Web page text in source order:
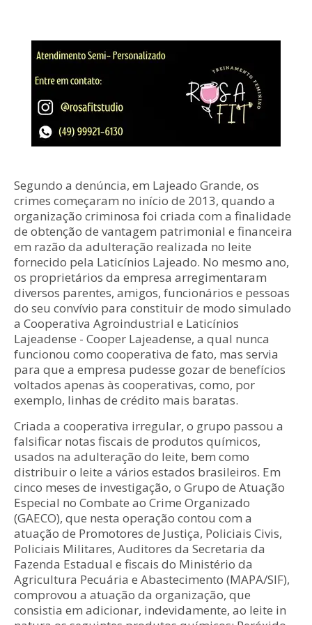
Segundo a denúncia, em Lajeado Grande, os
crimes começaram no início de 2013, quando a
organização criminosa foi criada com a finalidade
de obtenção de vantagem patrimonial e financeira
em razão da adulteração realizada no leite
fornecido pela Laticínios Lajeado. No mesmo ano,
os proprietários da empresa arregimentaram
diversos parentes, amigos, funcionários e pessoas
do seu convívio para constituir de modo simulado
a Cooperativa Agroindustrial e Laticínios
Lajeadense - Cooper Lajeadense, a qual nunca
funcionou como cooperativa de fato, mas servia
para que a empresa pudesse gozar de benefícios
voltados apenas às cooperativas, como, por
exemplo, linhas de crédito mais baratas.
Criada a cooperativa irregular, o grupo passou a
falsificar notas fiscais de produtos químicos,
usados na adulteração do leite, bem como
distribuir o leite a vários estados brasileiros. Em
cinco meses de investigação, o Grupo de Atuação
Especial no Combate ao Crime Organizado
(GAECO), que nesta operação contou com a
atuação de Promotores de Justiça, Policiais Civis,
Policiais Militares, Auditores da Secretaria da
Fazenda Estadual e fiscais do Ministério da
Agricultura Pecuária e Abastecimento (MAPA/SIF),
comprovou a atuação da organização, que
consistia em adicionar, indevidamente, ao leite in